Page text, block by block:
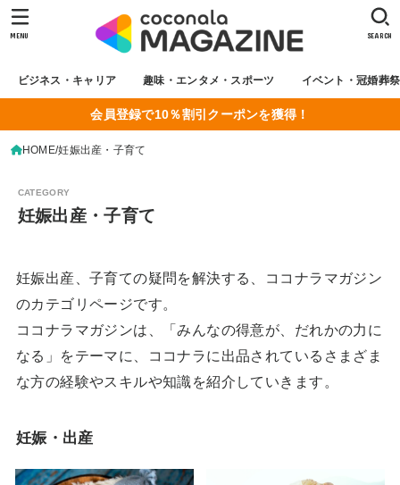
ビジネス・キャリア 趣味・エンタメ・スポーツ イベント・冠婚葬祭
SEARCH
MENU
会員登録で10％割引クーポンを獲得！
HOME 妊娠出産・子育て
妊娠出産・子育て
妊娠出産、子育ての疑問を解決する、ココナラマガジン
のカテゴリページです。
ココナラマガジンは、「みんなの得意が、だれかの力に
なる」をテーマに、ココナラに出品されているさまざま
な方の経験やスキルや知識を紹介していきます。
妊娠・出産